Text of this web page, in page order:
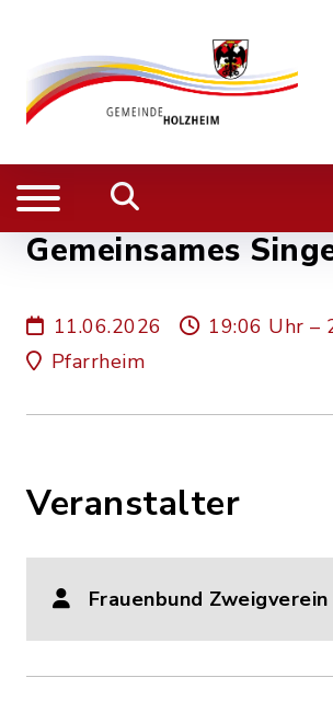
Gemeinsames
11.06.2026
19:06 Uhr –
Pfarrheim
Veranstalter
Frauenbund